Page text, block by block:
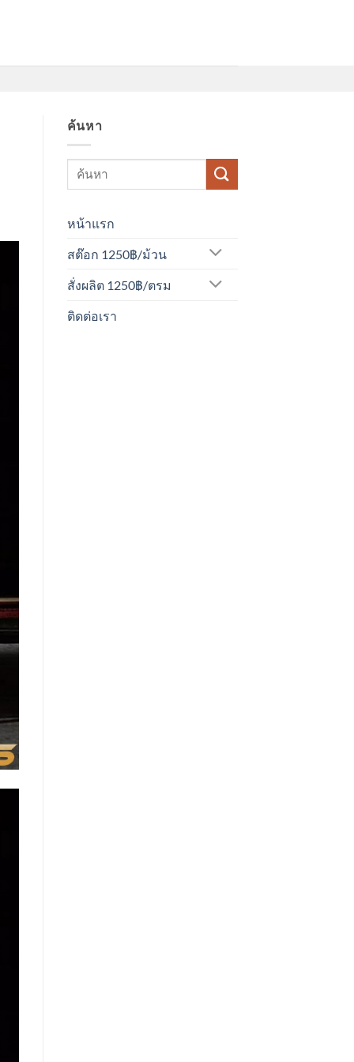
ค้นหา
หน้าแรก
สต๊อก 1250฿/ม้วน
สั่งผลิต 1250฿/ตรม
ติดต่อเรา